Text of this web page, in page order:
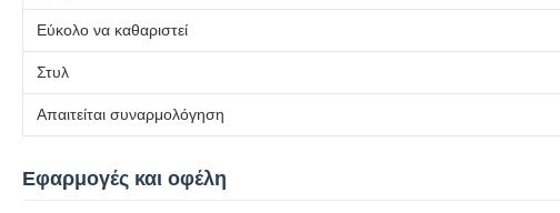
Εύκολο να καθαριστεί
Στυλ
Απαιτείται συναρμολόγηση
Εφαρμογές και οφέλη